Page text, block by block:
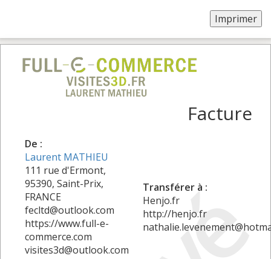
Facture
De :
Laurent MATHIEU
111 rue d'Ermont,
95390, Saint-Prix,
FRANCE
fecltd@outlook.com
https://www.full-e-
commerce.com
visites3d@outlook.com
Transférer à :
Henjo.fr
http://henjo.fr